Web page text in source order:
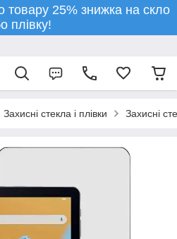
товару 25% знижка на скло
плівку!
Захисні стекла і плівки Захисні